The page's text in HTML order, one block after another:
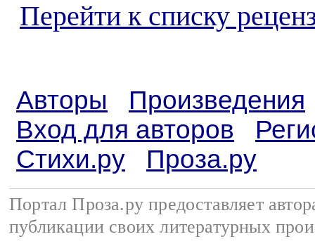
Перейти к списку
Авторы
Произведения
Вход для авторов
Стихи.ру
Проза.ру
Портал Проза.ру предоставляет
публикации своих литературных